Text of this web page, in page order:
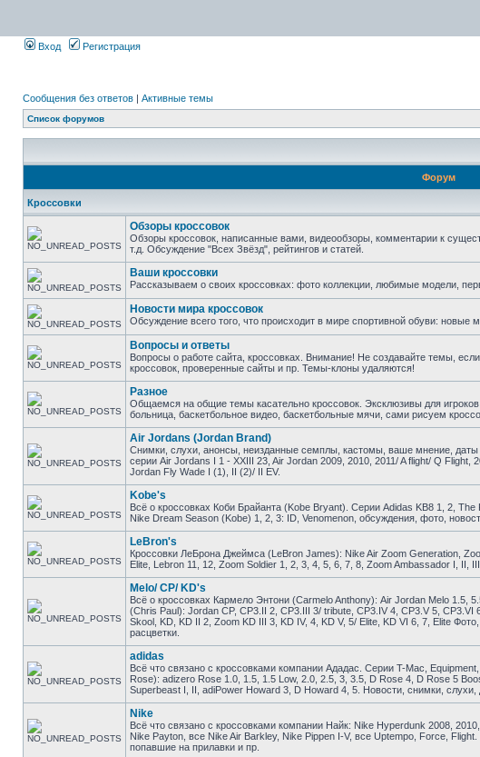
Вход Регистрация
Сообщения без ответов | Активные темы
Список форумов
Форум
Кроссовки
Обзоры кроссовок
Обзоры кроссовок, написанные вами, видеообзоры, комментарии к
т.д. Обсуждение "Всех Звёзд", рейтингов и статей.
Ваши кроссовки
Рассказываем о своих кроссовках: фото коллекции, любимые модели,
Новости мира кроссовок
Обсуждение всего того, что происходит в мире спортивной обуви: новые
Вопросы и ответы
Вопросы о работе сайта, кроссовках. Внимание! Не создавайте темы,
кроссовок, проверенные сайты и пр. Темы-клоны удаляются!
Разное
Общаемся на общие темы касательно кроссовок. Эксклюзивы для
больница, баскетбольное видео, баскетбольные мячи, сами рисуем
Air Jordans (Jordan Brand)
Снимки, слухи, анонсы, неизданные семплы, кастомы, ваше мнение, даты
серии Air Jordans I 1 - XXIII 23, Air Jordan 2009, 2010, 2011/ A flight/ Q
Jordan Fly Wade I (1), II (2)/ II EV.
Kobe's
Всё о кроссовках Коби Брайанта (Kobe Bryant). Серии Adidas KB8 1, 2,
Nike Dream Season (Kobe) 1, 2, 3: ID, Venomenon, обсуждения, фото,
LeBron's
Кроссовки ЛеБрона Джеймса (LeBron James): Nike Air Zoom Generation,
Elite, Lebron 11, 12, Zoom Soldier 1, 2, 3, 4, 5, 6, 7, 8, Zoom Ambassador I,
Melo/ CP/ KD's
Всё о кроссовках Кармело Энтони (Carmelo Anthony): Air Jordan Melo 1.5,
(Chris Paul): Jordan CP, CP3.II 2, CP3.III 3/ tribute, CP3.IV 4, CP3.V 5,
Skool, KD, KD II 2, Zoom KD III 3, KD IV, 4, KD V, 5/ Elite, KD VI 6, 7, Elite
расцветки.
adidas
Всё что связано с кроссовками компании Ададас. Серии T-Mac,
Rose): adizero Rose 1.0, 1.5, 1.5 Low, 2.0, 2.5, 3, 3.5, D Rose 4, D Rose 5
Superbeast I, II, adiPower Howard 3, D Howard 4, 5. Новости, снимки, слухи,
Nike
Всё что связано с кроссовками компании Найк: Nike Hyperdunk 2008,
Nike Payton, все Nike Air Barkley, Nike Pippen I-V, все Uptempo, Force,
попавшие на прилавки и пр.